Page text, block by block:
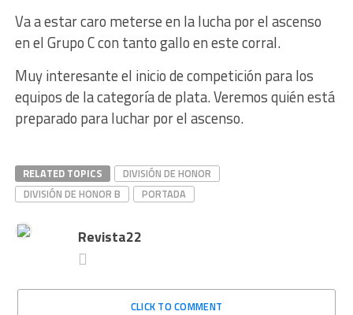
Va a estar caro meterse en la lucha por el ascenso
en el Grupo C con tanto gallo en este corral.
Muy interesante el inicio de competición para los
equipos de la categoría de plata. Veremos quién está
preparado para luchar por el ascenso.
RELATED TOPICS
DIVISIÓN DE HONOR
DIVISIÓN DE HONOR B
PORTADA
Revista22
CLICK TO COMMENT